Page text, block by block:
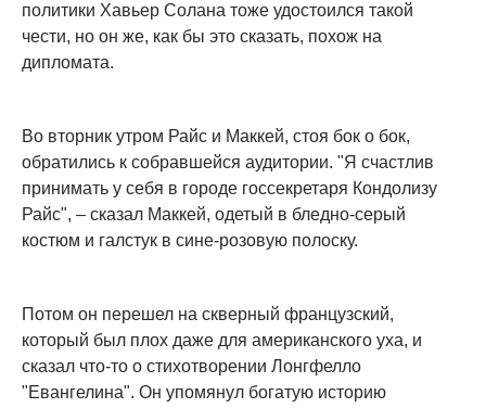
политики Хавьер Солана тоже удостоился такой
чести, но он же, как бы это сказать, похож на
дипломата.
Во вторник утром Райс и Маккей, стоя бок о бок,
обратились к собравшейся аудитории. "Я счастлив
принимать у себя в городе госсекретаря Кондолизу
Райс", – сказал Маккей, одетый в бледно-серый
костюм и галстук в сине-розовую полоску.
Потом он перешел на скверный французский,
который был плох даже для американского уха, и
сказал что-то о стихотворении Лонгфелло
"Евангелина". Он упомянул богатую историю